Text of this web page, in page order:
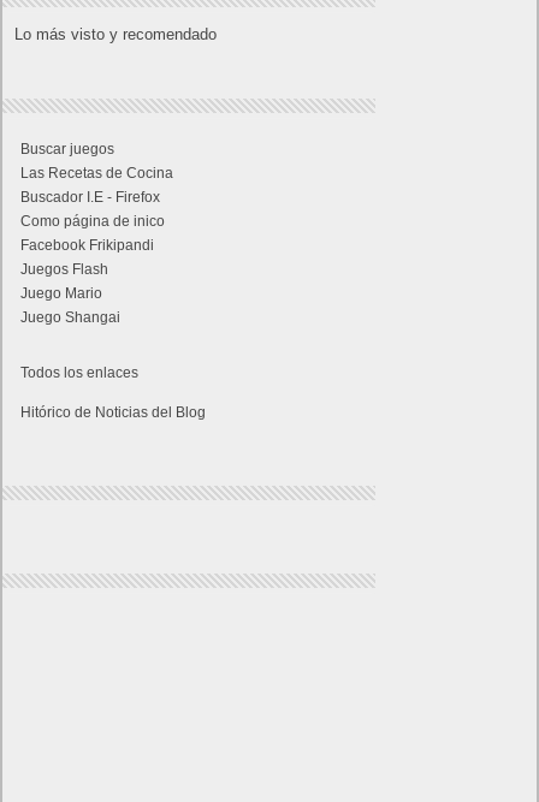
Lo más visto y recomendado
Buscar juegos
Las Recetas de Cocina
Buscador I.E - Firefox
Como página de inico
Facebook Frikipandi
Juegos Flash
Juego Mario
Juego Shangai
Todos los enlaces
Hitórico de Noticias del Blog